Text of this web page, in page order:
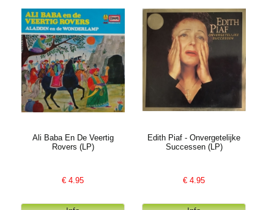
Ali Baba En De Veertig
Rovers (LP)
€4.95
Edith Piaf - Onvergetelijke
Successen (LP)
€4.95